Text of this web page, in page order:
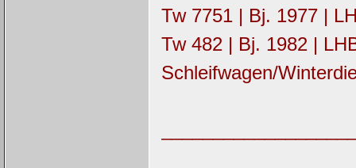
Tw 7751 | Bj. 1977 |
Tw 482 | Bj. 1982 |
Schleifwagen/